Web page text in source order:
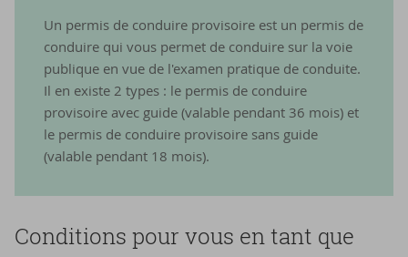
Un permis de conduire provisoire est un permis de
conduire qui vous permet de conduire sur la voie
publique en vue de l'examen pratique de conduite.
Il en existe 2 types : le permis de conduire
provisoire avec guide (valable pendant 36 mois) et
le permis de conduire provisoire sans guide
(valable pendant 18 mois).
Condi­tions pour vous en tant que